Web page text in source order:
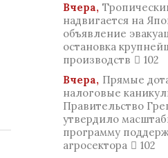
Вчера,
надвигается на
объявление
остановка
производств
102
Вчера, Прямые
налоговые
Правительство
утвердило
программу
агросектора
102